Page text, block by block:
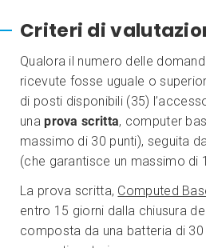
Criteri di
Qualora il numero delle
ricevute fosse uguale o
di posti disponibili (35)
unaprova scritta, computer
massimo di 30 punti), seguita
(che garantisce un massimo di
La prova scritta, Computed
entro 15 giorni dalla chiusura
composta da una batteria di